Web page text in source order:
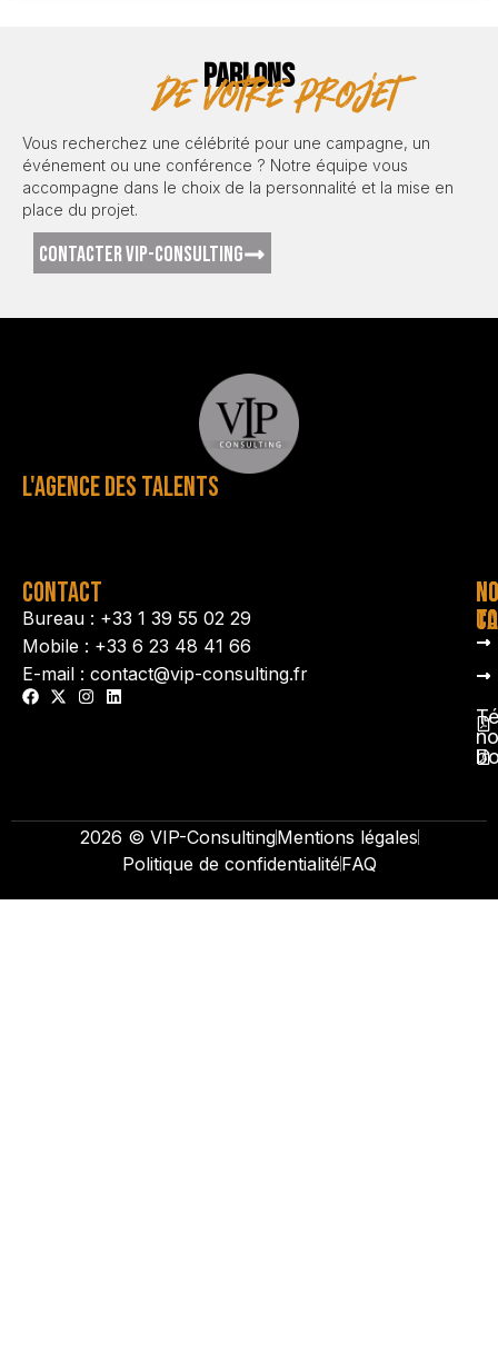
PARLONS
de votre projet
Vous recherchez une célébrité pour une campagne, un
événement ou une conférence ? Notre équipe vous
accompagne dans le choix de la personnalité et la mise en
place du projet.
CONTACTER VIP-CONSULTING
L'AGENCE DES TALENTS
CONTACT
Bureau : +33 1 39 55 02 29
Mobile : +33 6 23 48 41 66
E-mail : contact@vip-consulting.fr
2026 © VIP-ConsultingMentions légales
Politique de confidentialitéFAQ